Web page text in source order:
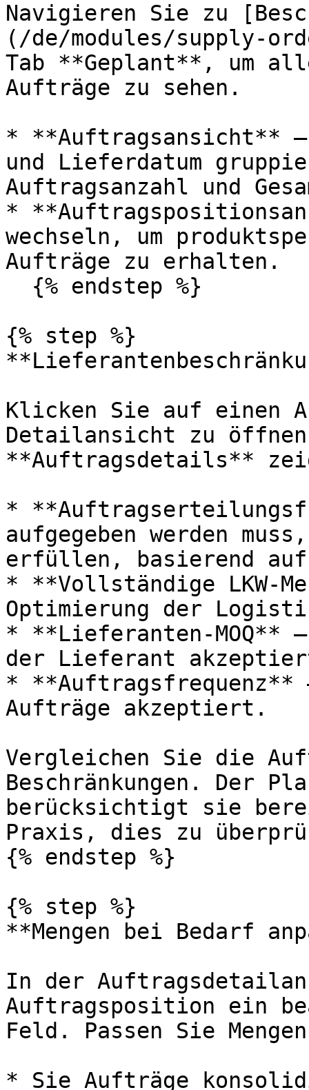
Navigieren Sie zu
(/de/modules/supply-
Tab **Geplant**, um
Aufträge zu sehen.
* **Auftragsansicht**
und Lieferdatum
Auftragsanzahl und
*
wechseln, um
Aufträge zu erhalten.
{% step %}
Klicken Sie auf einen
Detailansicht zu
**Auftragsdetails**
*
aufgegeben werden
erfüllen, basierend
* **Vollständige LKW-
Optimierung der
* **Lieferanten-MOQ**
der Lieferant
*
Aufträge akzeptiert.
Vergleichen Sie die
Beschränkungen. Der
berücksichtigt sie
Praxis, dies zu
{% endstep %}
{% step %}
**Mengen bei Bedarf
In der
Auftragsposition ein
Feld. Passen Sie
* Sie Aufträge